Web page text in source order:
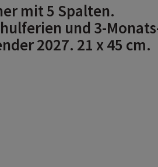
mit 5 Spalten.
und 3-
2027. 21 x 45 cm.